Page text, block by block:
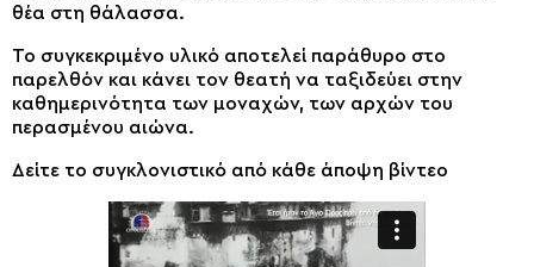
θέα στη θάλασσα.
Το συγκεκριμένο υλικό αποτελεί παράθυρο στο
παρελθόν και κάνει τον θεατή να ταξιδεύει στην
καθημερινότητα των μοναχών, των αρχών του
περασμένου αιώνα.
Δείτε το συγκλονιστικό από κάθε άποψη βίντεο